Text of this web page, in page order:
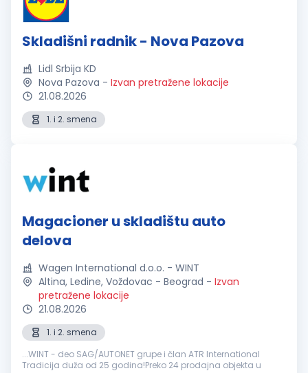
Skladišni radnik - Nova Pazova
Lidl Srbija KD
Nova Pazova - Izvan pretražene lokacije
21.08.2026
1. i 2. smena
Magacioner u skladištu auto
delova
Wagen International d.o.o. - WINT
Altina, Ledine, Voždovac - Beograd - Izvan
pretražene lokacije
21.08.2026
1. i 2. smena
...WINT - deo SAG/AUTONET grupe i član ATR International
Tradicija duža od 25 godina!Preko 24 prodajna objekta u